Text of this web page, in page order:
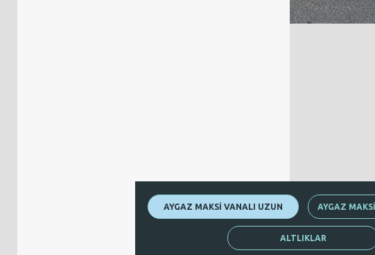
AYGAZ MAKSİ VANALI UZUN AYGAZ
ALTLIKLAR